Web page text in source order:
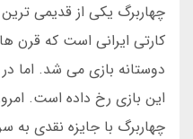
چهاربرگ یکی از قدیمی
کارتی ایرانی است که قرن
دوستانه بازی می شد. اما
این بازی رخ داده است.
چهاربرگ با جایزه نقدی